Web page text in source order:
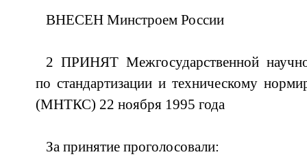
ВНЕСЕН Минстроем России
2 ПРИНЯТ Межгосударственной
по стандартизации и техническому
(МНТКС) 22 ноября 1995 года
За принятие проголосовали: